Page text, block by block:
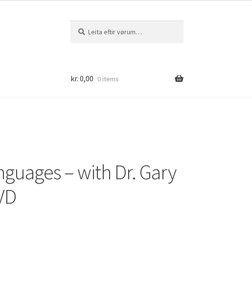
eftir:
kr. 0,00 0 items
– with Dr. Gary